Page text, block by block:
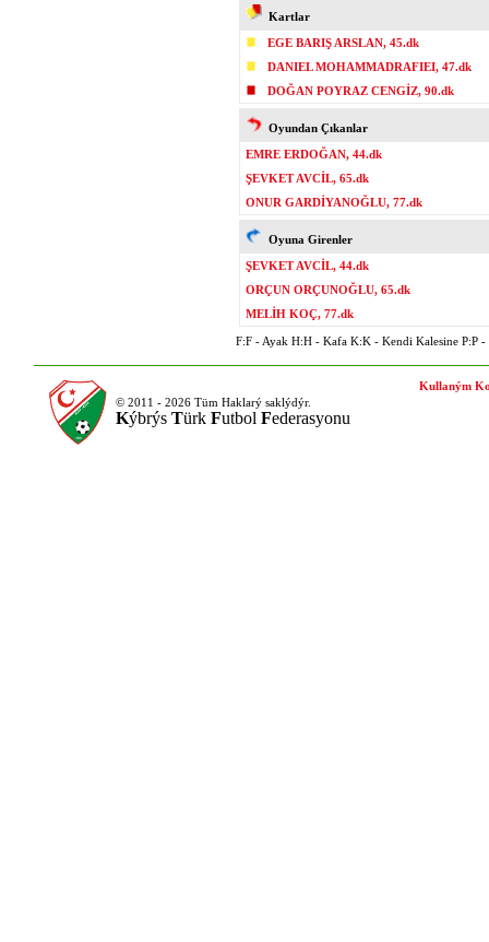
Kartlar
EGE BARIŞ ARSLAN, 45.dk
DANIEL MOHAMMADRAFIEI, 47.dk
DOĞAN POYRAZ CENGİZ, 90.dk
Oyundan Çıkanlar
EMRE ERDOĞAN, 44.dk
ŞEVKET AVCİL, 65.dk
ONUR GARDİYANOĞLU, 77.dk
Oyuna Girenler
ŞEVKET AVCİL, 44.dk
ORÇUN ORÇUNOĞLU, 65.dk
MELİH KOÇ, 77.dk
F:F - Ayak H:H - Kafa K:K - Kendi Kalesine P:P -
© 2011 - 2026 Tüm Haklarý saklýdýr.
Kýbrýs Türk Futbol Federasyonu
Kullaným